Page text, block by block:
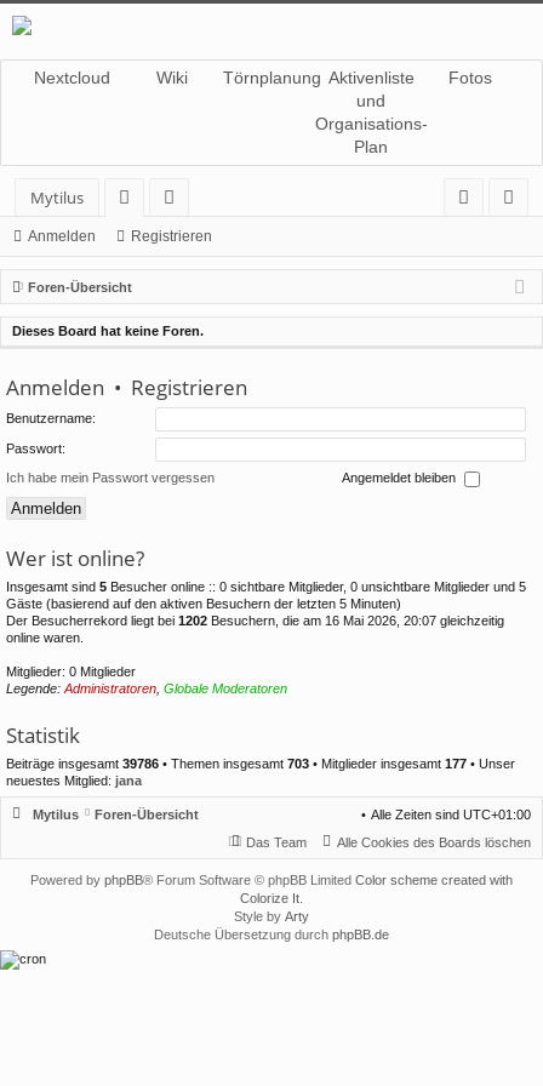
Nextcloud Wiki Törnplanung Aktivenliste
und
Organisations-
Plan
Fotos
Mytilus
or
en
itg
lie
de
r
m
el
de
ist
rie
re
Anmelden Registrieren
Foren-Übersicht
Dieses Board hat keine Foren.
Anmelden • Registrieren
Benutzername:
Passwort:
Ich habe mein Passwort vergessen Angemeldet bleiben
Wer ist online?
Insgesamt sind 5 Besucher online :: 0 sichtbare Mitglieder, 0 unsichtbare Mitglieder und 5
Gäste (basierend auf den aktiven Besuchern der letzten 5 Minuten)
Der Besucherrekord liegt bei 1202 Besuchern, die am 16 Mai 2026, 20:07 gleichzeitig
online waren.
Mitglieder: 0 Mitglieder
Legende: Administratoren Globale Moderatoren
Statistik
Beiträge insgesamt 39786 • Themen insgesamt 703 • Mitglieder insgesamt 177 • Unser
neuestes Mitglied: jana
Mytilus Foren-Übersicht Alle Zeiten sind UTC+01:00
Alle Cookies des Boards löschen
Das Team
Powered by phpBB® Forum Software © phpBB Limited Color scheme created with
Colorize It
Style by Arty
Deutsche Übersetzung durch phpBB.de